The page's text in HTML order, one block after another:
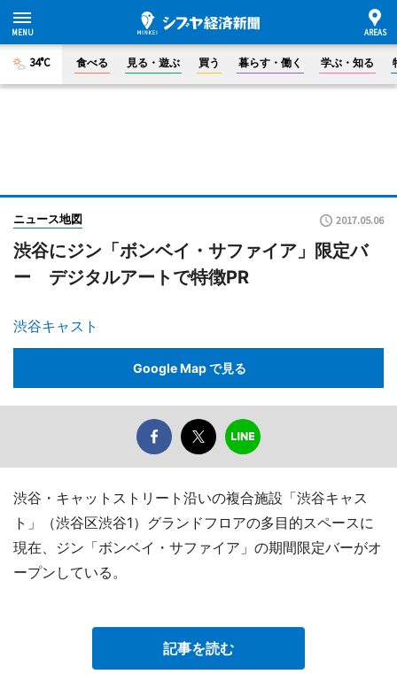
34°C 食べる 見る・遊ぶ 買う 暮らす・働く 学ぶ・知る
ニュース地図 2017.05.06
渋谷にジン「ボンベイ・サファイア」限定バ
ー デジタルアートで特徴PR
渋谷キャスト
Google Map で見る
渋谷・キャットストリート沿いの複合施設「渋谷キャス
ト」（渋谷区渋谷1）グランドフロアの多目的スペースに
現在、ジン「ボンベイ・サファイア」の期間限定バーがオ
ープンしている。
記事を読む